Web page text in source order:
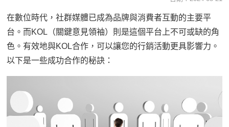
在數位時代，社群媒體已成為品牌與消費者互動的主要平
台。而KOL（關鍵意見領袖）則是這個平台上不可或缺的角
色。有效地與KOL合作，可以讓您的行銷活動更具影響力。
以下是一些成功合作的秘訣：